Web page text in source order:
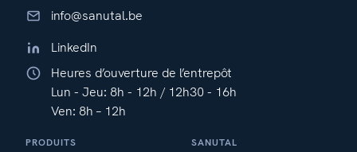
info@sanutal.be
LinkedIn
Heures d’ouverture de l’entrepôt
Lun - Jeu: 8h - 12h / 12h30 - 16h
Ven: 8h – 12h
PRODUITS SANUTAL